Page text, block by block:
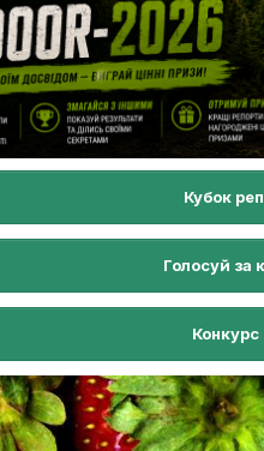
Кубок
Голосуй